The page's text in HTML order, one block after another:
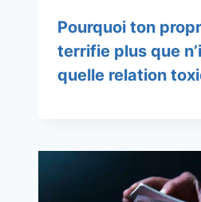
Pourquoi ton
terrifie plus que
quelle relation